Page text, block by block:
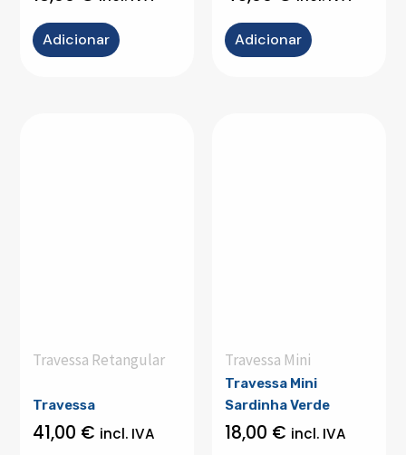
Adicionar Adicionar
Travessa Retangular
Travessa
41,00 € incl. IVA
Travessa Mini
Travessa Mini
Sardinha Verde
18,00 € incl. IVA